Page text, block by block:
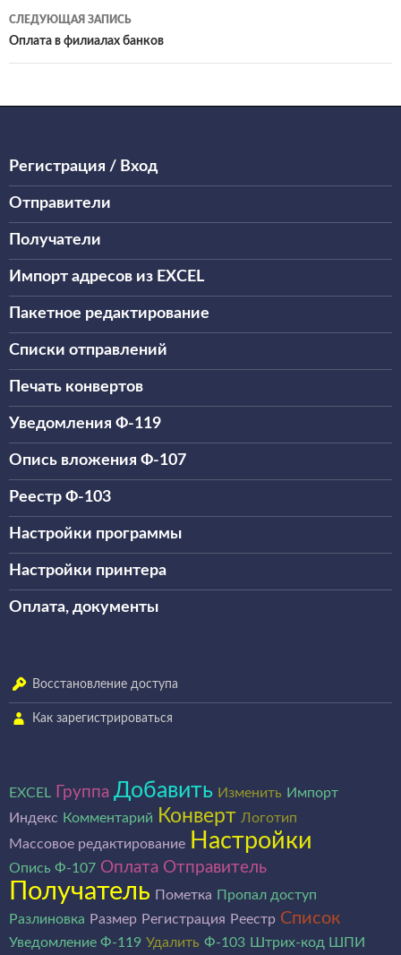
по
записям
СЛЕДУЮЩАЯ ЗАПИСЬ
Оплата в филиалах банков
Регистрация / Вход
Отправители
Получатели
Импорт адресов из EXCEL
Пакетное редактирование
Списки отправлений
Печать конвертов
Уведомления Ф-119
Опись вложения Ф-107
Реестр Ф-103
Настройки программы
Настройки принтера
Оплата, документы
Восстановление доступа
Как зарегистрироваться
EXCEL Группа Добавить Изменить Импорт
Индекс Комментарий Конверт Логотип
Массовое редактирование
Настройки
Опись Ф-107 Оплата Отправитель
Получатель Пометка Пропал доступ
Разлиновка Размер Регистрация Реестр Список
Уведомление Ф-119 Удалить Ф-103 Штрих-код ШПИ